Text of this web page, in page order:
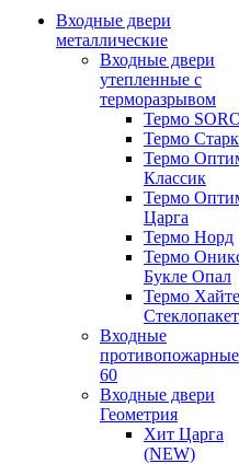
Входные двери
металлические
Входные двери
утепленные с
терморазрывом
Термо
Термо Старк
Термо
Классик
Термо
Царга
Термо Норд
Термо
Букле Опал
Термо
Стеклопакет
Входные
60
Входные двери
Геометрия
Хит Царга
(NEW)